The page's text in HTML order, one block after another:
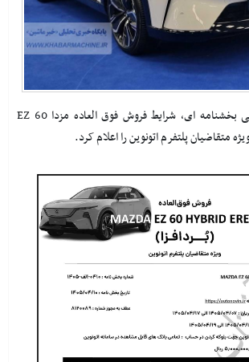
شرکت آفتاب خودرو طی بخشنامه ای، شرایط فروش فوق العاده مزدا EZ 60